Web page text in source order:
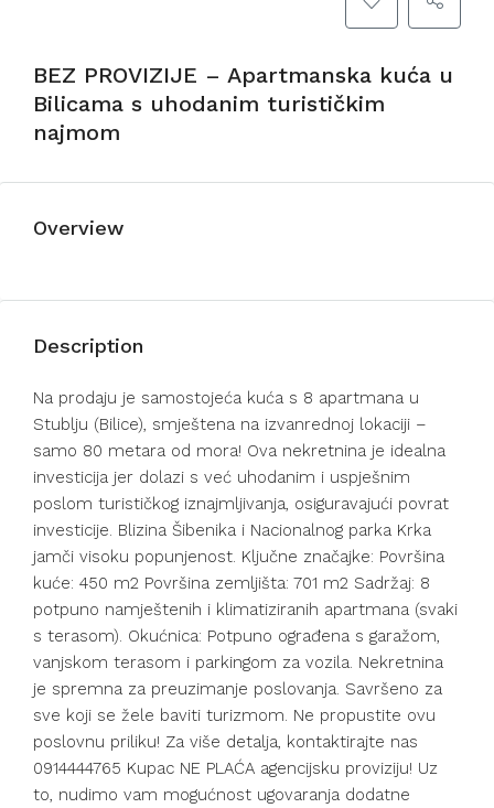
BEZ PROVIZIJE – Apartmanska kuća u
Bilicama s uhodanim turističkim
najmom
Overview
Description
Na prodaju je samostojeća kuća s 8 apartmana u
Stublju (Bilice), smještena na izvanrednoj lokaciji –
samo 80 metara od mora! Ova nekretnina je idealna
investicija jer dolazi s već uhodanim i uspješnim
poslom turističkog iznajmljivanja, osiguravajući povrat
investicije. Blizina Šibenika i Nacionalnog parka Krka
jamči visoku popunjenost. Ključne značajke: Površina
kuće: 450 m2 Površina zemljišta: 701 m2 Sadržaj: 8
potpuno namještenih i klimatiziranih apartmana (svaki
s terasom). Okućnica: Potpuno ograđena s garažom,
vanjskom terasom i parkingom za vozila. Nekretnina
je spremna za preuzimanje poslovanja. Savršeno za
sve koji se žele baviti turizmom. Ne propustite ovu
poslovnu priliku! Za više detalja, kontaktirajte nas
0914444765 Kupac NE PLAĆA agencijsku proviziju! Uz
to, nudimo vam mogućnost ugovaranja dodatne